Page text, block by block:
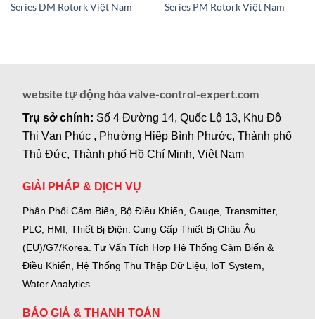
Series DM Rotork Việt Nam Series PM Rotork Việt Nam
website tự động hóa valve-control-expert.com
Trụ sở chính: Số 4 Đường 14, Quốc Lộ 13, Khu Đô
Thị Vạn Phúc , Phường Hiệp Bình Phước, Thành phố
Thủ Đức, Thành phố Hồ Chí Minh, Việt Nam
GIẢI PHÁP & DỊCH VỤ
Phân Phối Cảm Biến, Bộ Điều Khiển, Gauge, Transmitter,
PLC, HMI, Thiết Bị Điện. Cung Cấp Thiết Bị Châu Âu
(EU)/G7/Korea. Tư Vấn Tích Hợp Hệ Thống Cảm Biến &
Điều Khiển, Hệ Thống Thu Thập Dữ Liệu, IoT System,
Water Analytics.
BÁO GIÁ & THANH TOÁN